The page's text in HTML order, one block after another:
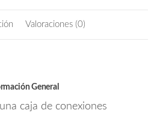
Valoraciones (0)
General
caja de conexiones